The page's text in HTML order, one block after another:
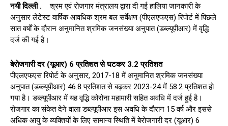
नयी दिल्ली .
श्रम एवं रोजगार मंत्रालय द्वारा दी गई हालिया जानकारी के
अनुसार लेटेस्ट वार्षिक आवधिक श्रम बल सर्वेक्षण (पीएलएफएस) रिपोर्ट में पिछले
सात वर्षों के दौरान अनुमानित श्रमिक जनसंख्या अनुपात (डब्ल्यूपीआर) में वृद्धि
दर्ज की गई है।
बेरोजगारी दर (यूआर) 6 प्रतिशत से घटकर 3.2 प्रतिशत
पीएलएफएस रिपोर्ट के अनुसार, 2017-18 में अनुमानित श्रमिक जनसंख्या
अनुपात (डब्ल्यूपीआर) 46.8 प्रतिशत से बढ़कर 2023-24 में 58.2 प्रतिशत हो
गया है। डब्ल्यूपीआर में यह वृद्धि कोरोना महामारी सहित अवधि में दर्ज हुई है।
रोजगार का संकेत देने वाला डब्ल्यूपीआर इस अवधि के दौरान 15 वर्ष और इससे
अधिक आयु के व्यक्तियों के लिए सामान्य स्थिति में बेरोजगारी दर (यूआर) 6